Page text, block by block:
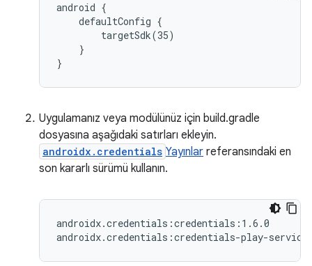
android {
    defaultConfig {
        targetSdk(35)
    }
Uygulamanız veya modülünüz için build.gradle
dosyasına aşağıdaki satırları ekleyin.
androidx.credentials Yayınlar referansındaki en
son kararlı sürümü kullanın.
androidx.credentials:credentials:1.6.0